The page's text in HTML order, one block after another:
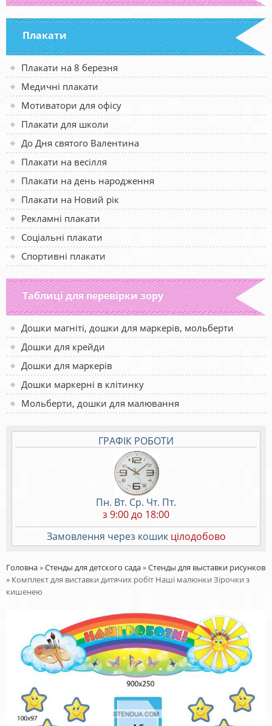
Плакати
Плакати на 8 березня
Медичні плакати
Мотиватори для офісу
Плакати для школи
До Дня святого Валентина
Плакати на весілля
Плакати на день народження
Плакати на Новий рік
Рекламні плакати
Соціальні плакати
Спортивні плакати
Таблиці для перевірки зору
Дошки магніті, дошки для маркерів, мольберти
Дошки для крейди
Дошки для маркерів
Дошки маркерні в клітинку
Мольберти, дошки для малювання
ГРАФІК РОБОТИ
Пн. Вт. Ср. Чт. Пт.
з 9:00 до 18:00
Замовлення через кошик цілодобово
Головна»Стенды для детского сада»Стенды для выставки рисунков
» Комплект для виставки дитячих робіт Наші малюнки Зірочки з
кишенею